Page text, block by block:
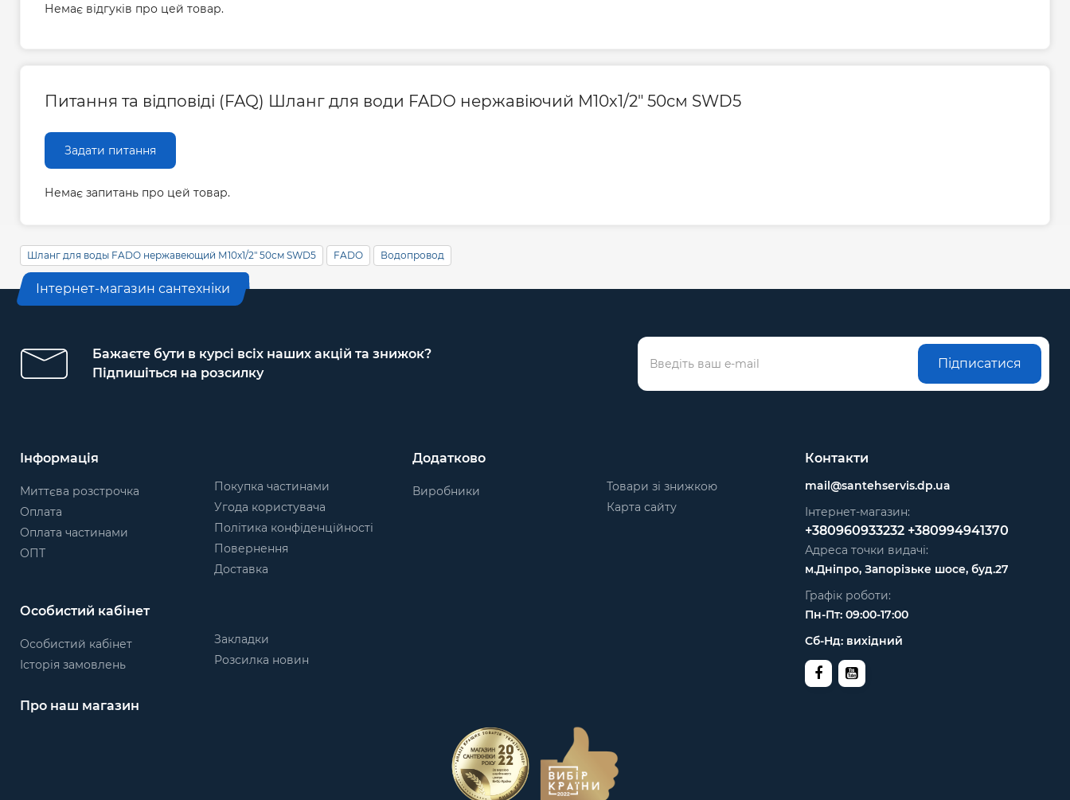
Немає відгуків про цей товар.
Питання та відповіді (FAQ) Шланг для води FADO нержавіючий М10х1/2" 50см SWD5
Задати питання
Немає запитань про цей товар.
Шланг для воды FADO нержавеющий М10х1/2" 50см SWD5 FADO Водопровод
Інтернет-магазин сантехніки
Бажаєте бути в курсі всіх наших акцій та знижок?
Підпишіться на розсилку
Підписатися
Інформація
Миттєва розстрочка
Оплата
Оплата частинами
ОПТ
Покупка частинами
Угода користувача
Політика конфіденційності
Повернення
Доставка
Додатково
Виробники
Товари зі знижкою
Карта сайту
Особистий кабінет
Особистий кабінет
Історія замовлень
Закладки
Розсилка новин
Контакти
mail@santehservis.dp.ua
Інтернет-магазин:
+380960933232 +380994941370
Адреса точки видачі:
м.Дніпро, Запорізьке шосе, буд.27
Графік роботи:
Пн-Пт: 09:00-17:00
Сб-Нд: вихідний
Про наш магазин